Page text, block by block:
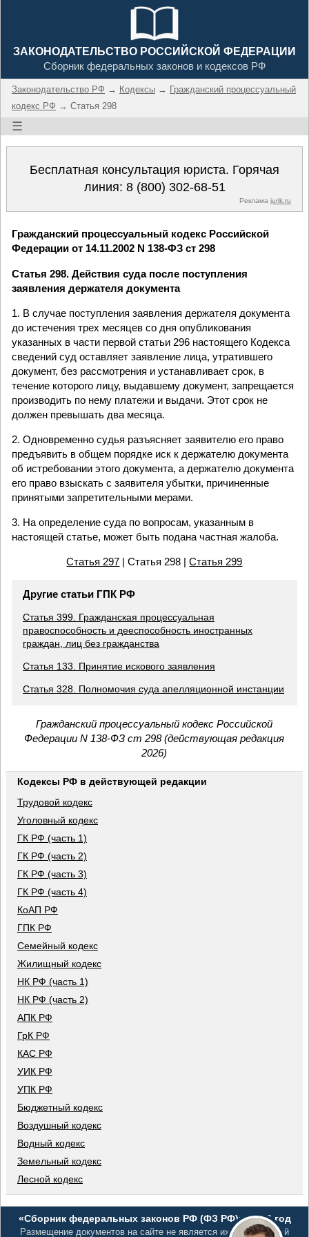
ЗАКОНОДАТЕЛЬСТВО РОССИЙСКОЙ ФЕДЕРАЦИИ
Сборник федеральных законов и кодексов РФ
Законодательство РФ → Кодексы → Гражданский процессуальный
кодекс РФ → Статья 298
☰
Бесплатная консультация юриста. Горячая
линия: 8 (800) 302-68-51
Реклама jurik.ru
Гражданский процессуальный кодекс Российской
Федерации от 14.11.2002 N 138-ФЗ ст 298
Статья 298. Действия суда после поступления
заявления держателя документа
1. В случае поступления заявления держателя документа
до истечения трех месяцев со дня опубликования
указанных в части первой статьи 296 настоящего Кодекса
сведений суд оставляет заявление лица, утратившего
документ, без рассмотрения и устанавливает срок, в
течение которого лицу, выдавшему документ, запрещается
производить по нему платежи и выдачи. Этот срок не
должен превышать два месяца.
2. Одновременно судья разъясняет заявителю его право
предъявить в общем порядке иск к держателю документа
об истребовании этого документа, а держателю документа
его право взыскать с заявителя убытки, причиненные
принятыми запретительными мерами.
3. На определение суда по вопросам, указанным в
настоящей статье, может быть подана частная жалоба.
Статья 297 | Статья 298 |Статья 299
Другие статьи ГПК РФ
Статья 399. Гражданская процессуальная
правоспособность и дееспособность иностранных
граждан, лиц без гражданства
Статья 133. Принятие искового заявления
Статья 328. Полномочия суда апелляционной инстанции
Гражданский процессуальный кодекс Российской
Федерации N 138-ФЗ ст 298 (действующая редакция
2026)
Кодексы РФ в действующей редакции
Трудовой кодекс
Уголовный кодекс
ГК РФ (часть 1)
ГК РФ (часть 2)
ГК РФ (часть 3)
ГК РФ (часть 4)
КоАП РФ
ГПК РФ
Семейный кодекс
Жилищный кодекс
НК РФ (часть 1)
НК РФ (часть 2)
АПК РФ
ГрК РФ
КАС РФ
УИК РФ
УПК РФ
Бюджетный кодекс
Воздушный кодекс
Водный кодекс
Земельный кодекс
Лесной кодекс
«Сборник федеральных законов РФ (ФЗ РФ)», 2026 год
Размещение документов на сайте не является их официальной